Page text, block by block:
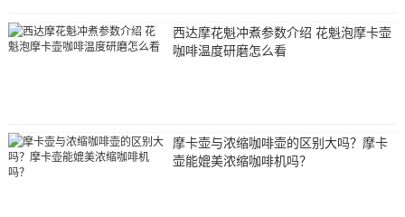
西达摩花魁冲煮参数介绍 花魁泡摩卡壶
咖啡温度研磨怎么看
摩卡壶与浓缩咖啡壶的区别大吗？摩卡
壶能媲美浓缩咖啡机吗？